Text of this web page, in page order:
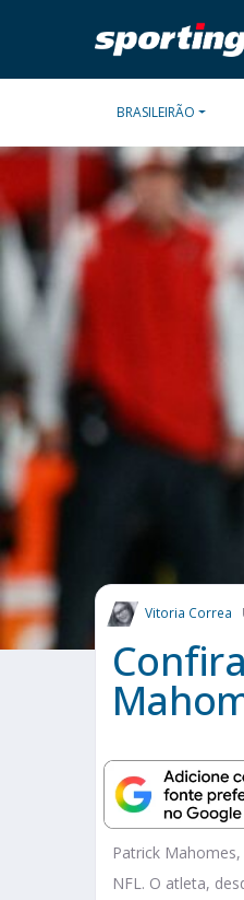
BRASILEIRÃO
Vitoria Correa
Patrick Mahomes,
NFL. O atleta,